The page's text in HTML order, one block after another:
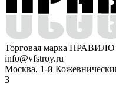
Торговая марка
info@vfstroy.ru
Москва, 1-й
3